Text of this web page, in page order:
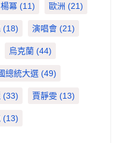
楊冪 (11) 歐洲 (21)
(18) 演唱會 (21)
烏克蘭 (44)
總統大選 (49)
(33) 賈靜雯 (13)
(13)